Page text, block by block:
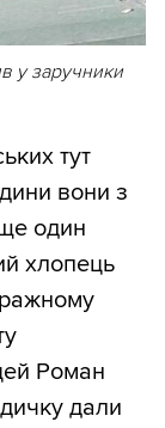
у заручники
тут
вони з
один
хлопець
Роман
дали